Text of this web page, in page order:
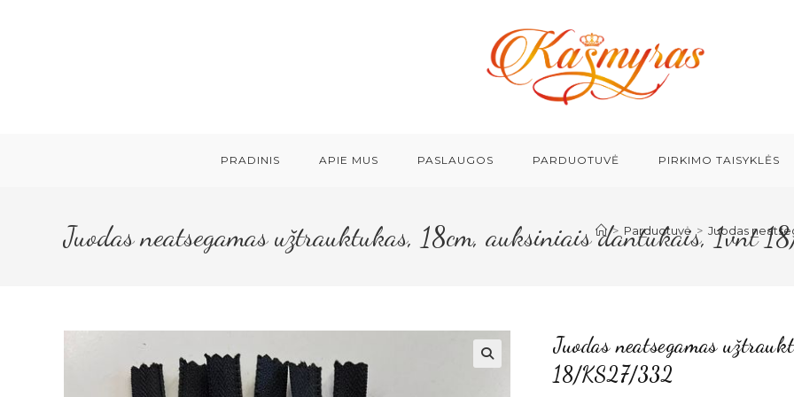
PRADINIS APIE MUS PASLAUGOS PARDUOTUVĖ PIRKIMO TAISYKLĖS
Juodas neatsegamas užtrauktukas, 18cm, auksiniais dantukais, 1vnt
> Parduotuvė > Juodas
Juodas neatsegamas
18/KS27/332